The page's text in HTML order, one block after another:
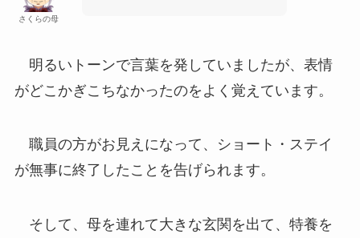
さくらの母
明るいトーンで言葉を発していましたが、表情
がどこかぎこちなかったのをよく覚えています。
職員の方がお見えになって、ショート・ステイ
が無事に終了したことを告げられます。
そして、母を連れて大きな玄関を出て、特養を